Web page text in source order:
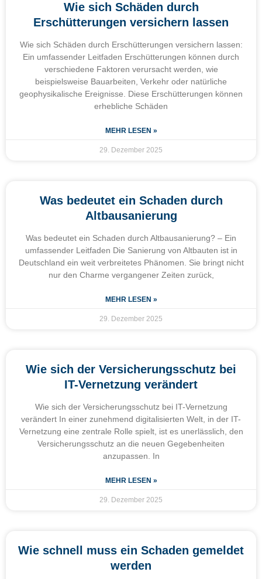
Wie sich Schäden durch
Erschütterungen versichern lassen
Wie sich Schäden durch Erschütterungen versichern lassen:
Ein umfassender Leitfaden Erschütterungen können durch
verschiedene Faktoren verursacht werden, wie
beispielsweise Bauarbeiten, Verkehr oder natürliche
geophysikalische Ereignisse. Diese Erschütterungen können
erhebliche Schäden
MEHR LESEN »
29. Dezember 2025
Was bedeutet ein Schaden durch
Altbausanierung
Was bedeutet ein Schaden durch Altbausanierung? – Ein
umfassender Leitfaden Die Sanierung von Altbauten ist in
Deutschland ein weit verbreitetes Phänomen. Sie bringt nicht
nur den Charme vergangener Zeiten zurück,
MEHR LESEN »
29. Dezember 2025
Wie sich der Versicherungsschutz bei
IT-Vernetzung verändert
Wie sich der Versicherungsschutz bei IT-Vernetzung
verändert In einer zunehmend digitalisierten Welt, in der IT-
Vernetzung eine zentrale Rolle spielt, ist es unerlässlich, den
Versicherungsschutz an die neuen Gegebenheiten
anzupassen. In
MEHR LESEN »
29. Dezember 2025
Wie schnell muss ein Schaden gemeldet
werden